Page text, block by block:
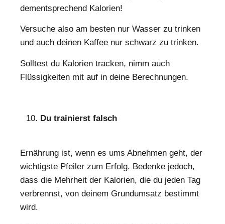
dementsprechend Kalorien!
Versuche also am besten nur Wasser zu trinken
und auch deinen Kaffee nur schwarz zu trinken.
Solltest du Kalorien tracken, nimm auch
Flüssigkeiten mit auf in deine Berechnungen.
Du trainierst falsch
Ernährung ist, wenn es ums Abnehmen geht, der
wichtigste Pfeiler zum Erfolg. Bedenke jedoch,
dass die Mehrheit der Kalorien, die du jeden Tag
verbrennst, von deinem Grundumsatz bestimmt
wird.